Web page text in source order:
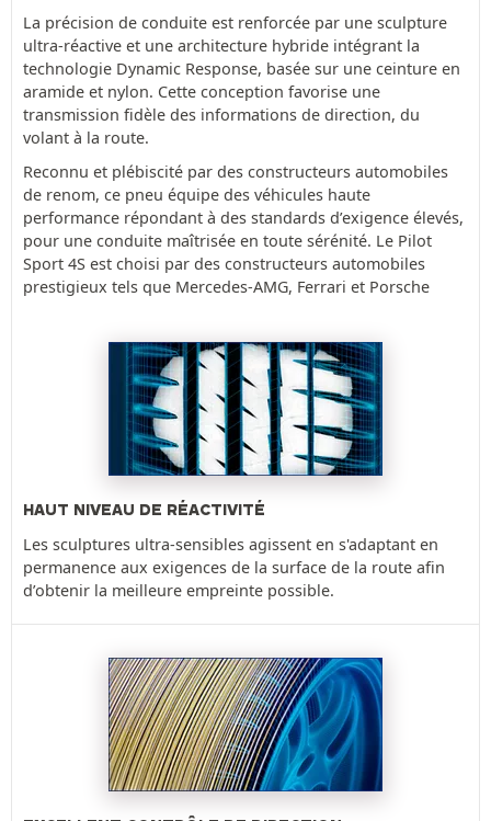
La précision de conduite est renforcée par une sculpture
ultra-réactive et une architecture hybride intégrant la
technologie Dynamic Response, basée sur une ceinture en
aramide et nylon. Cette conception favorise une
transmission fidèle des informations de direction, du
volant à la route.
Reconnu et plébiscité par des constructeurs automobiles
de renom, ce pneu équipe des véhicules haute
performance répondant à des standards d’exigence élevés,
pour une conduite maîtrisée en toute sérénité. Le Pilot
Sport 4S est choisi par des constructeurs automobiles
prestigieux tels que Mercedes-AMG, Ferrari et Porsche
HAUT NIVEAU DE RÉACTIVITÉ
Les sculptures ultra-sensibles agissent en s'adaptant en
permanence aux exigences de la surface de la route afin
d’obtenir la meilleure empreinte possible.